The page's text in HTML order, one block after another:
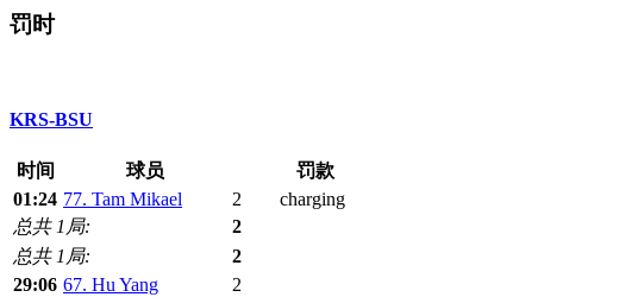
罚时
KRS-BSU
时间 球员
罚款
01:24 77. Tam Mikael 2
charging
总共 1局:
2
总共 1局:
2
29:06 67. Hu Yang
2